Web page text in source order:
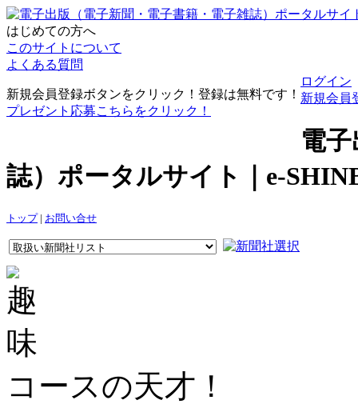
はじめての方へ
このサイトについて
よくある質問
新規会員登録ボタンをクリック！登録は無料です！
プレゼント応募こちらをクリック！
ログイン
新規会員
電
誌）ポータルサイト｜e-
トップ| お問い合せ
コースの天才！